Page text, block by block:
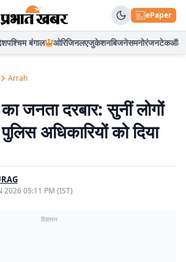
ePaper
पश्चिम बंगाल ओरिजिनलएजुकेशनबिजनेसमनोरंजनटेकऑटो
Arrah
जनता दरबार: सुनीं लोगों
अधिकारियों को दिया
2026 05:11 PM (IST)
विज्ञापन